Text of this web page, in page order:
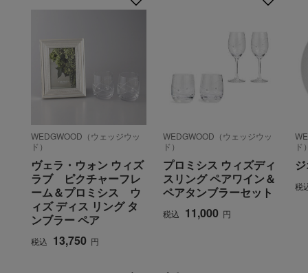
WEDGWOOD（ウェッジウッ
ド）
ヴェラ・ウォン ウィズ
ラブ ピクチャーフレ
ーム＆プロミシス ウ
ィズ ディス リング タ
ンブラー ペア
税込 13,750 円
WEDGWOOD（ウェッジウッ
ド）
プロミシス ウィズディ
スリング ペアワイン＆
ペアタンブラーセット
税込 11,000 円
ド
税